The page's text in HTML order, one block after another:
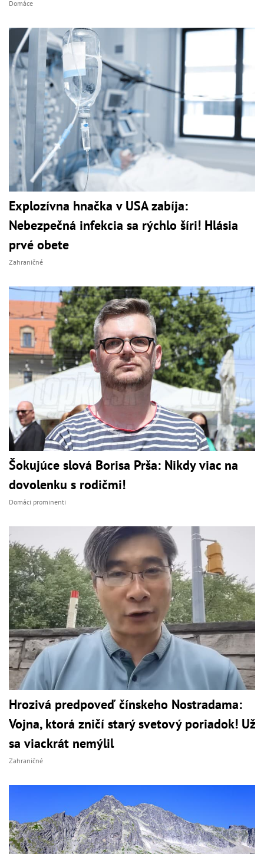
Domáce
Explozívna hnačka v USA zabíja:
Nebezpečná infekcia sa rýchlo šíri! Hlásia
prvé obete
Zahraničné
Šokujúce slová Borisa Prša: Nikdy viac na
dovolenku s rodičmi!
Domáci prominenti
Hrozivá predpoveď čínskeho Nostradama:
Vojna, ktorá zničí starý svetový poriadok! Už
sa viackrát nemýlil
Zahraničné